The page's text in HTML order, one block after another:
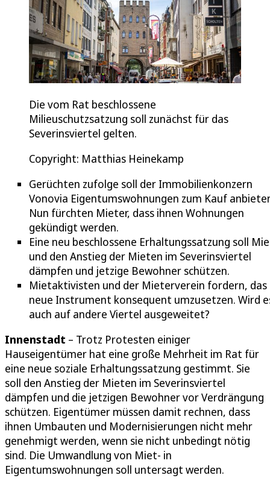
Die vom Rat beschlossene
Milieuschutzsatzung soll zunächst für das
Severinsviertel gelten.
Copyright: Matthias Heinekamp
Gerüchten zufolge soll der Immobilienkonzern
Vonovia Eigentumswohnungen zum Kauf
Nun fürchten Mieter, dass ihnen Wohnungen
gekündigt werden.
Eine neu beschlossene Erhaltungssatzung soll
und den Anstieg der Mieten im Severinsviertel
dämpfen und jetzige Bewohner schützen.
Mietaktivisten und der Mieterverein fordern, das
neue Instrument konsequent umzusetzen. Wird
auch auf andere Viertel ausgeweitet?
Innenstadt – Trotz Protesten einiger
Hauseigentümer hat eine große Mehrheit im Rat für
eine neue soziale Erhaltungssatzung gestimmt. Sie
soll den Anstieg der Mieten im Severinsviertel
dämpfen und die jetzigen Bewohner vor Verdrängung
schützen. Eigentümer müssen damit rechnen, dass
ihnen Umbauten und Modernisierungen nicht mehr
genehmigt werden, wenn sie nicht unbedingt nötig
sind. Die Umwandlung von Miet- in
Eigentumswohnungen soll untersagt werden.